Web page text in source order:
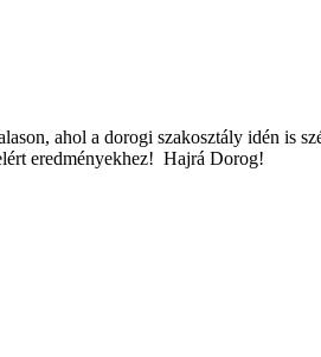
ahol a dorogi szakosztály idén is
eredményekhez! Hajrá Dorog!